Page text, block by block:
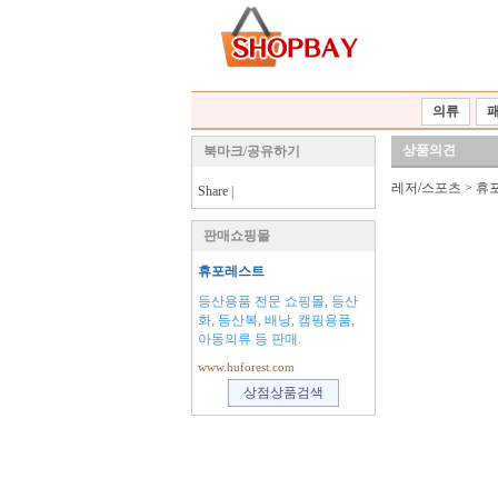
의류
북마크/공유하기
Share
판매쇼핑몰
휴포레스트
등산용품 전문 쇼핑몰, 등산
화, 등산복, 배낭, 캠핑용품,
아동의류 등 판매.
www.huforest.com
상품의견
레저/스포츠 > 휴